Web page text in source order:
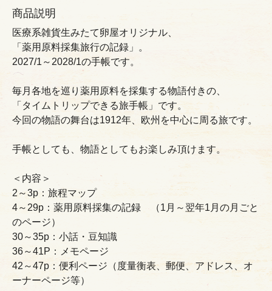
商品説明
医療系雑貨生みたて卵屋オリジナル、
「薬用原料採集旅行の記録」。
2027/1～2028/1の手帳です。
毎月各地を巡り薬用原料を採集する物語付きの、
「タイムトリップできる旅手帳」です。
今回の物語の舞台は1912年、欧州を中心に周る旅です。
手帳としても、物語としてもお楽しみ頂けます。
＜内容＞
2～3p：旅程マップ
4～29p：薬用原料採集の記録 （1月～翌年1月の月ごと
のページ）
30～35p：小話・豆知識
36～41P：メモページ
42～47p：便利ページ（度量衡表、郵便、アドレス、オ
ーナーページ等）